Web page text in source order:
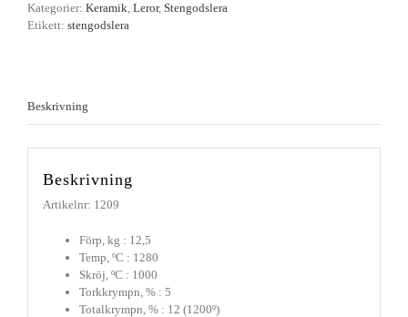
Kategorier: Keramik, Leror, Stengodslera
Etikett: stengodslera
Beskrivning
Beskrivning
Artikelnr: 1209
Förp, kg : 12,5
Temp, ºC : 1280
Skröj, ºC : 1000
Torkkrympn, % : 5
Totalkrympn, % : 12 (1200º)